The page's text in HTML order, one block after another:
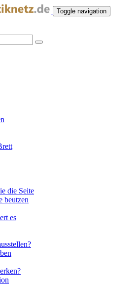
Toggle navigation
die Seite
beutzen
es